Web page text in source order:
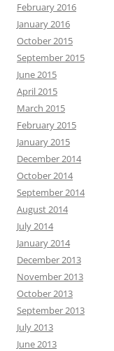
February 2016
January 2016
October 2015
September 2015
June 2015
April 2015
March 2015
February 2015
January 2015
December 2014
October 2014
September 2014
August 2014
July 2014
January 2014
December 2013
November 2013
October 2013
September 2013
July 2013
June 2013